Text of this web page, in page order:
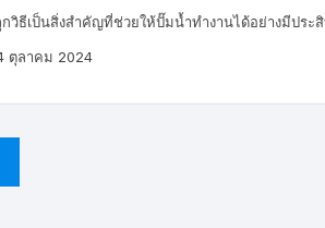
กวิธีเป็นสิ่งสำคัญที่ช่วยให้ปั๊มน้ำทำงานได้อย่างมีปร
ตุลาคม 2024